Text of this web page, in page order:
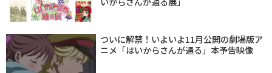
ついに解禁！いよいよ11月公開の劇場版ア
ニメ「はいからさんが通る」本予告映像